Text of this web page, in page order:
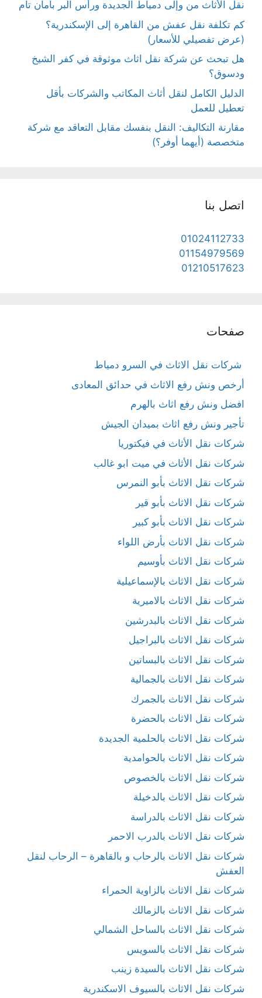
نقل الأثاث من وإلى دمياط الجديدة ورأس البر بأمان تام
كم تكلفة نقل عفش من القاهرة إلى الإسكندرية؟
(عرض تفصيلي للأسعار)
هل تبحث عن شركة نقل اثاث موثوقة في كفر الشيخ
ودسوق؟
الدليل الكامل لنقل أثاث المكاتب والشركات بأقل
تعطيل للعمل
مقارنة التكاليف: النقل بنفسك مقابل التعاقد مع شركة
متخصصة (أيهما أوفر؟)
اتصل بنا
01024112733
01154979569
01210517623
صفحات
شركات نقل الاثاث في السرو دمياط
أرخص ونش رفع الاثاث في حدائق المعادى
افضل ونش رفع اثاث بالهرم
تأجير ونش رفع اثاث بميدان الجيش
شركات نقل الأثاث في فيكتوريا
شركات نقل الأثاث في ميت ابو غالب
شركات نقل الاثاث بأبو النمرس
شركات نقل الاثاث بأبو قير
شركات نقل الاثاث بأبو كبير
شركات نقل الاثاث بأرض اللواء
شركات نقل الاثاث بأوسيم
شركات نقل الاثاث بالإسماعيلية
شركات نقل الاثاث بالاميرية
شركات نقل الاثاث بالبدرشين
شركات نقل الاثاث بالبراجيل
شركات نقل الاثاث بالبساتين
شركات نقل الاثاث بالجمالية
شركات نقل الاثاث بالجمرك
شركات نقل الاثاث بالحضرة
شركات نقل الاثاث بالحلمية الجديدة
شركات نقل الاثاث بالحوامدية
شركات نقل الاثاث بالخصوص
شركات نقل الاثاث بالدخيلة
شركات نقل الاثاث بالدراسة
شركات نقل الاثاث بالدرب الاحمر
شركات نقل الاثاث بالرحاب و بالقاهرة – الرحاب لنقل
العفش
شركات نقل الاثاث بالزاوية الحمراء
شركات نقل الاثاث بالزمالك
شركات نقل الاثاث بالساحل الشمالي
شركات نقل الاثاث بالسويس
شركات نقل الاثاث بالسيدة زينب
شركات نقل الاثاث بالسيوف الاسكندرية